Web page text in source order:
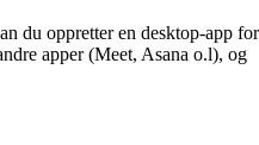
du oppretter en desktop-app for
apper (Meet, Asana o.l), og